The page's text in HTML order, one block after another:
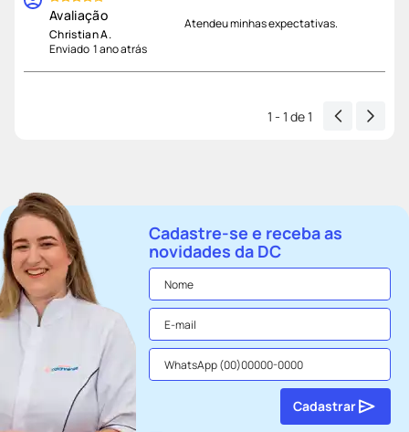
Enviado 1 ano atrás
Christian A.
Atendeu minhas expectativas.
1 - 1 de1
Cadastre-se e receba as
novidades da DC
Cadastrar